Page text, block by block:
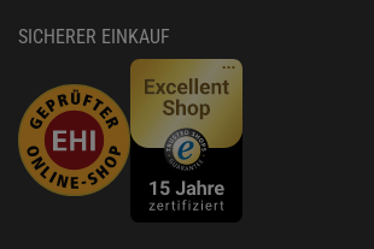
SICHERER EINKAUF